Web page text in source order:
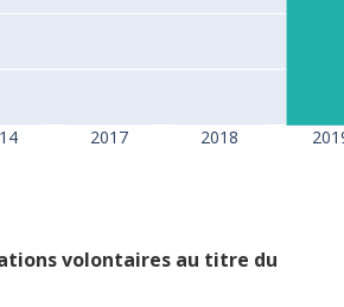
2017 2018
volontaires au titre du